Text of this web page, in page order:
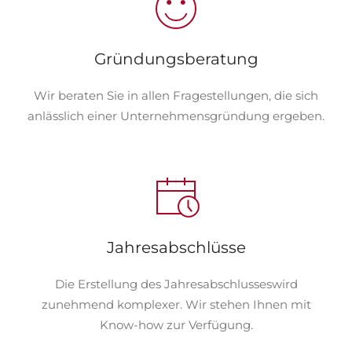
Gründungsberatung
Wir beraten Sie in allen Fragestellungen, die sich
anlässlich einer Unternehmensgründung ergeben.
Jahresabschlüsse
Die Erstellung des Jahresabschlusseswird
zunehmend komplexer. Wir stehen Ihnen mit
Know-how zur Verfügung.